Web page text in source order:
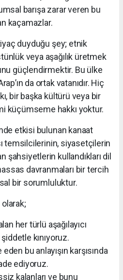
barışa zarar veren bu
kaçamazlar.
duyduğu şey; etnik
veya aşağılık üretmek
güçlendirmektir. Bu ülke
da ortak vatanıdır. Hiç
bir başka kültürü veya bir
küçümseme hakkı yoktur.
etkisi bulunan kanaat
temsilcilerinin, siyasetçilerin
şahsiyetlerin kullandıkları dil
davranmaları bir tercih
bir sorumluluktur.
her türlü aşağılayıcı
kınıyoruz.
bu anlayışın karşısında
ediyoruz.
kalanları ve bunu